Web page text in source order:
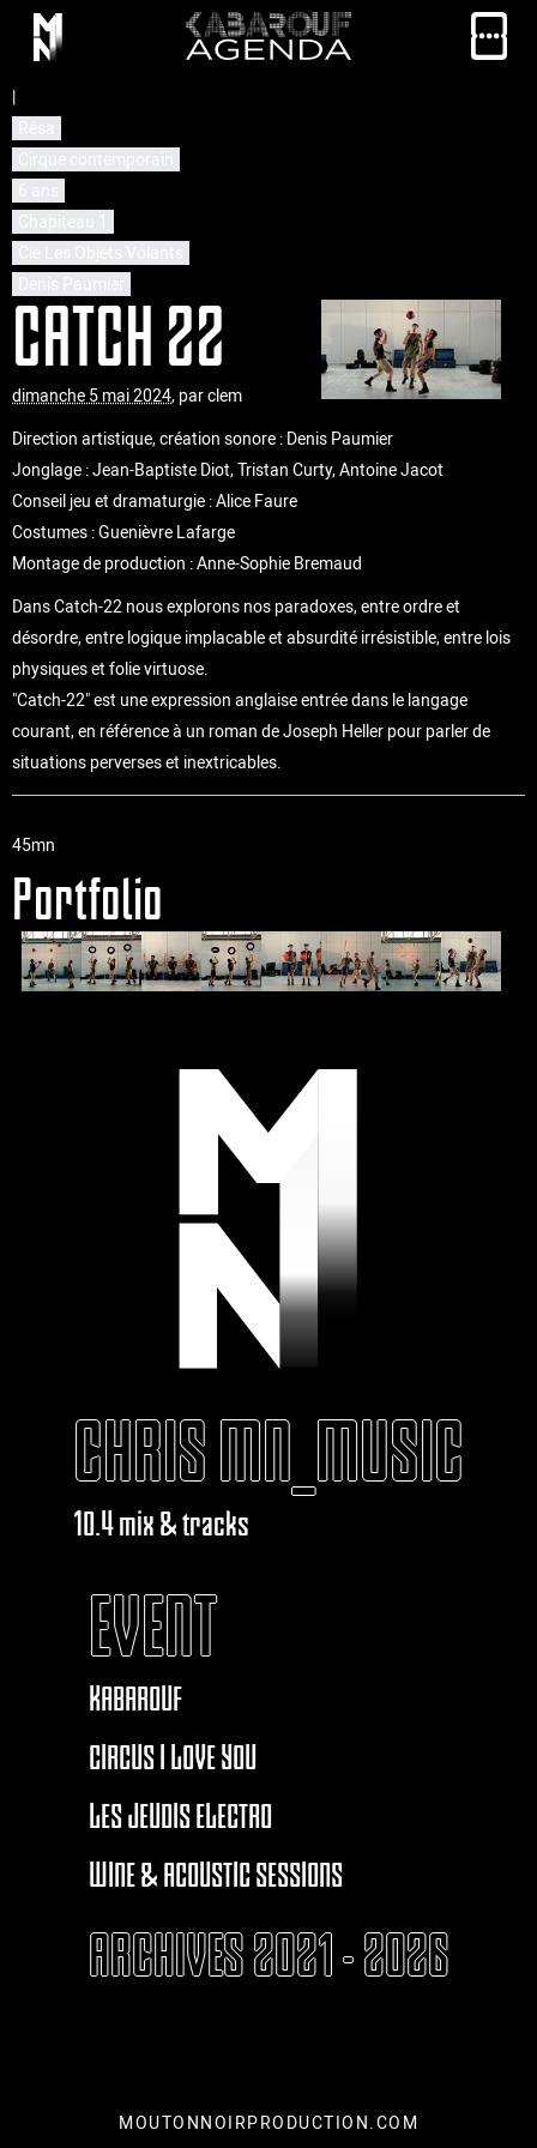
|
Résa
Cirque contemporain
6 ans
Chapiteau 1
Cie Les Objets Volants
Denis Paumier
CATCH 22
dimanche 5 mai 2024, parclem
Direction artistique, création sonore : Denis Paumier
Jonglage : Jean-Baptiste Diot, Tristan Curty, Antoine Jacot
Conseil jeu et dramaturgie : Alice Faure
Costumes : Guenièvre Lafarge
Montage de production : Anne-Sophie Bremaud
Dans Catch-22 nous explorons nos paradoxes, entre ordre et
désordre, entre logique implacable et absurdité irrésistible, entre lois
physiques et folie virtuose.
"Catch-22" est une expression anglaise entrée dans le langage
courant, en référence à un roman de Joseph Heller pour parler de
situations perverses et inextricables.
45mn
Portfolio
CHRIS MN_MUSIC
10.4 mix & tracks
EVENT
KABAROUF
CIRCUS I LOVE YOU
LES JEUDIS ELECTRO
WINE & ACOUSTIC SESSIONS
ARCHIVES 2021 - 2026
MOUTONNOIRPRODUCTION.COM